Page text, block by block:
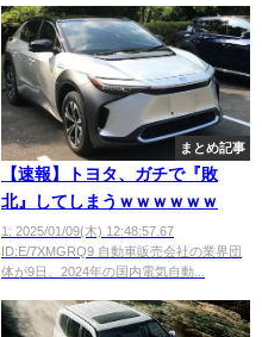
まとめ記事
【速報】トヨタ、ガチで『敗
北』してしまうｗｗｗｗｗｗ
1: 2025/01/09(木) 12:48:57.67
ID:E/7XMGRQ9 自動車販売会社の業界団
体が9日、2024年の国内電気自動...